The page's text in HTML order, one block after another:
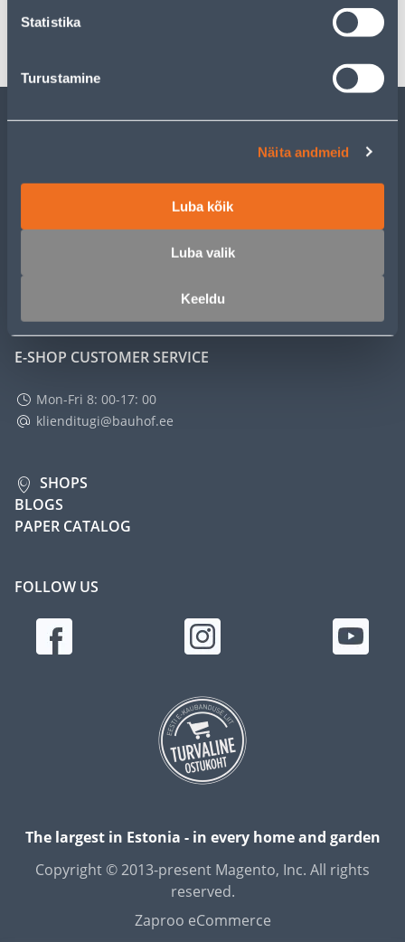
Statistika
Turustamine
Näita andmeid
Luba kõik
Luba valik
Keeldu
Transport
SERVICE
E-SHOP CUSTOMER SERVICE
Mon-Fri 8: 00-17: 00
klienditugi@bauhof.ee
SHOPS
BLOGS
PAPER CATALOG
FOLLOW US
The largest in Estonia - in every home and garden
Copyright © 2013-present Magento, Inc. All rights
reserved.
Zaproo eCommerce